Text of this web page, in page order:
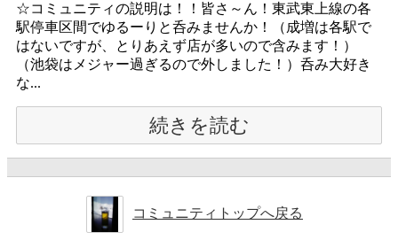
☆コミュニティの説明は！！皆さ～ん！東武東上線の各
駅停車区間でゆるーりと呑みませんか！（成増は各駅で
はないですが、とりあえず店が多いので含みます！）
（池袋はメジャー過ぎるので外しました！）呑み大好き
な...
続きを読む
コミュニティトップへ戻る